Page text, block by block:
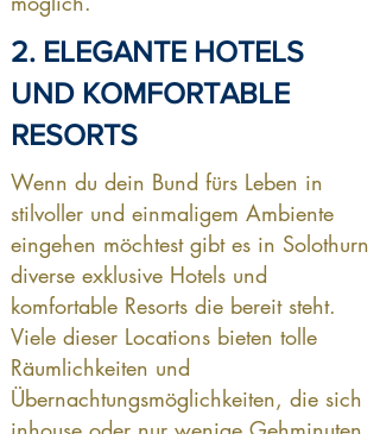
2. ELEGANTE HOTELS
UND KOMFORTABLE
RESORTS
Wenn du dein Bund fürs Leben in
stilvoller und einmaligem Ambiente
eingehen möchtest gibt es in Solothurn
diverse exklusive Hotels und
komfortable Resorts die bereit steht.
Viele dieser Locations bieten tolle
Räumlichkeiten und
Übernachtungsmöglichkeiten, die sich